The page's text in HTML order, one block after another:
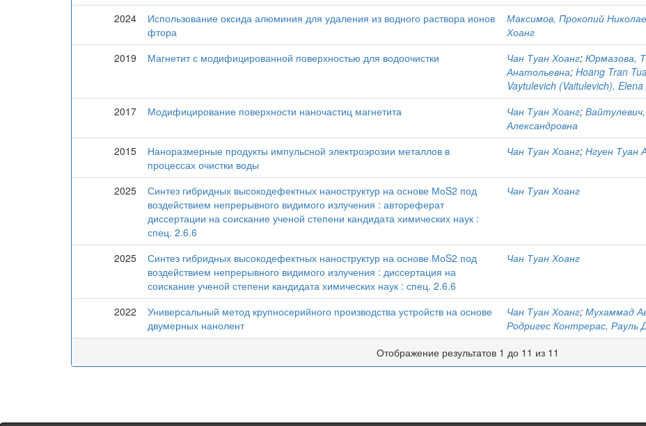
2024
Использование оксида алюминия для удаления из водного раствора ионов
фтора
Максимов, Прокопий
Хоанг
2019
Магнетит с модифицированной поверхностью для водоочистки Чан Туан Хоанг; Юрмазова,
Анатольевна; Hoang Tran
Vaytulevich (Vaitulevich),
2017
Модифицирование поверхности наночастиц магнетита Чан Туан Хоанг;
Александровна
2015
Наноразмерные продукты импульсной электроэрозии металлов в
процессах очистки воды
Чан Туан Хоанг; Нгуен Туан
2025
Синтез гибридных высокодефектных наноструктур на основе МоS2 под
воздействием непрерывного видимого излучения : автореферат
диссертации на соискание ученой степени кандидата химических наук :
спец. 2.6.6
Чан Туан Хоанг
2025
Синтез гибридных высокодефектных наноструктур на основе МоS2 под
воздействием непрерывного видимого излучения : диссертация на
соискание ученой степени кандидата химических наук : спец. 2.6.6
Чан Туан Хоанг
2022
Универсальный метод крупносерийного производства устройств на основе
двумерных нанолент
Чан Туан Хоанг; Мухаммад
Родригес Контрерас, Рауль
Отображение результатов 1 до 11 из 11